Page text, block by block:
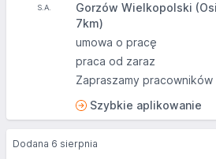
Gorzów Wielkopolski
7km)
umowa o pracę
praca od zaraz
Zapraszamy pracowników
Szybkie aplikowanie
Dodana 6 sierpnia